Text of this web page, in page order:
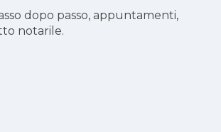
dopo passo, appuntamenti,
notarile.